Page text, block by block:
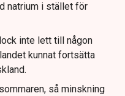
natrium i stället för
inte lett till någon
kunnat fortsätta
så minskning